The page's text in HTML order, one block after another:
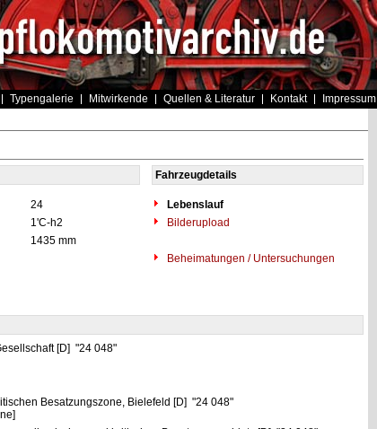
Typengalerie Mitwirkende Quellen & Literatur Kontakt Impressum
Fahrzeugdetails
24
Lebenslauf
1'C-h2
Bilderupload
1435 mm
Beheimatungen / Untersuchungen
[D] "24 048"
Besatzungszone, Bielefeld [D] "24 048"